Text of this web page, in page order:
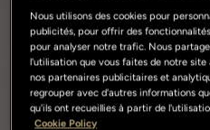
Nous utilisons des cookies pour
publicités, pour offrir des
pour analyser notre trafic. Nous
l'utilisation que vous faites de notre site
nos partenaires publicitaires et
regrouper avec d'autres informations
qu'ils ont recueillies à partir de
Cookie Policy